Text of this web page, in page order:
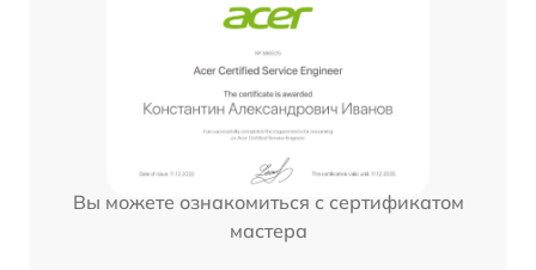
Вы можете ознакомиться с сертификатом
мастера